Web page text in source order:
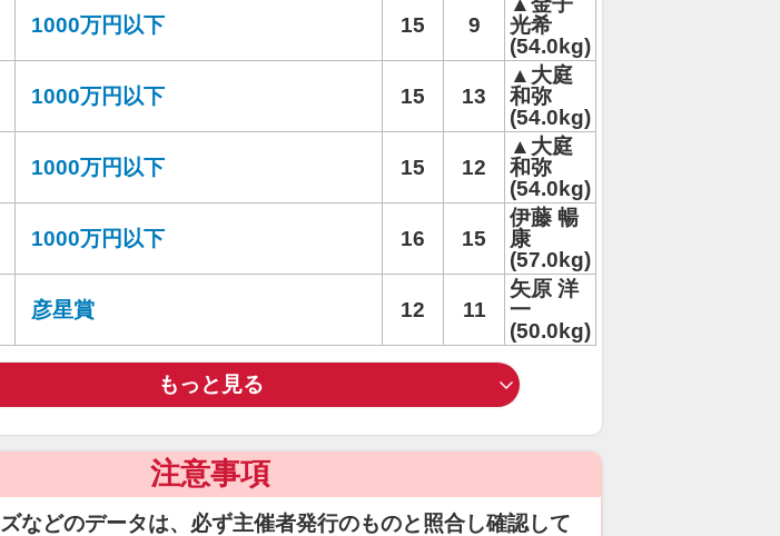
1000万円以下 15 9
光希
(54.0kg)
1000万円以下 15 13
▲大庭
和弥
(54.0kg)
1000万円以下 15 12
▲大庭
和弥
(54.0kg)
1000万円以下 16 15
伊藤 暢
康
(57.0kg)
彦星賞 12 11
矢原 洋
一
(50.0kg)
もっと見る
注意事項
などのデータは、必ず主催者発行のものと照合し確認して